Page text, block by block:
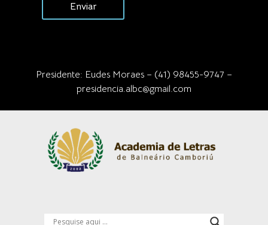
Enviar
Presidente: Eudes Moraes – (41) 98455-9747 –
presidencia.albc@gmail.com